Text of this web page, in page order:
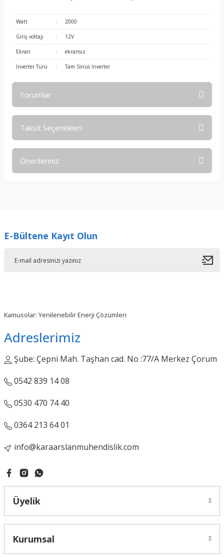
Watt : 2000
Giriş voltajı : 12V
Ekran : ekransız
İnverter Türü : Tam Sinüs İnverter
Yorumlar
Taksit Seçenekleri
Önerileriniz
Ürün resmi kalitesiz, bozuk veya görüntülenemiyor.
Gönder
E-Bültene Kayıt Olun
Kamusolar: Yenilenebilir Enerji Çözümleri
Adreslerimiz
Şube: Çepni Mah. Taşhan cad. No :77/A Merkez Çorum
0542 839 14 08
0530 470 74 40
0364 213 64 01
info@karaarslanmuhendislik.com
Üyelik
Kurumsal